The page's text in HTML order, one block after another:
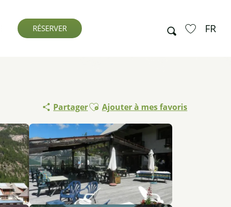
Recherche FR
RÉSERVER
PartagerAjouter aux favoris
Ajouter à mes favoris